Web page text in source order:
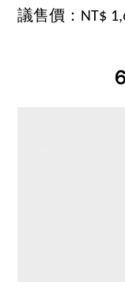
議售價：NT$